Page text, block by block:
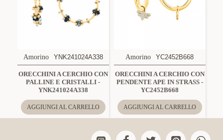
Amorino YNK241024A338
ORECCHINI A CERCHIO CON
PALLINE E CRISTALLI -
YNK241024A338
AGGIUNGI AL CARRELLO
Amorino YC2452B668
ORECCHINI A CERCHIO CON
PENDENTE APE IN STRASS -
YC2452B668
AGGIUNGI AL CARRELLO